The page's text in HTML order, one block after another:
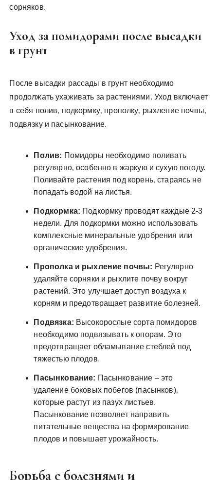
сорняков.
Уход за помидорами после высадки
в грунт
После высадки рассады в грунт необходимо
продолжать ухаживать за растениями. Уход включает
в себя полив‚ подкормку‚ прополку‚ рыхление почвы‚
подвязку и пасынкование.
Полив: Помидоры необходимо поливать
регулярно‚ особенно в жаркую и сухую погоду.
Поливайте растения под корень‚ стараясь не
попадать водой на листья.
Подкормка: Подкормку проводят каждые 2-3
недели. Для подкормки можно использовать
комплексные минеральные удобрения или
органические удобрения.
Прополка и рыхление почвы: Регулярно
удаляйте сорняки и рыхлите почву вокруг
растений. Это улучшает доступ воздуха к
корням и предотвращает развитие болезней.
Подвязка: Высокорослые сорта помидоров
необходимо подвязывать к опорам. Это
предотвращает обламывание стеблей под
тяжестью плодов.
Пасынкование: Пасынкование – это
удаление боковых побегов (пасынков)‚
которые растут из пазух листьев.
Пасынкование позволяет направить
питательные вещества на формирование
плодов и повышает урожайность.
Борьба с болезнями и